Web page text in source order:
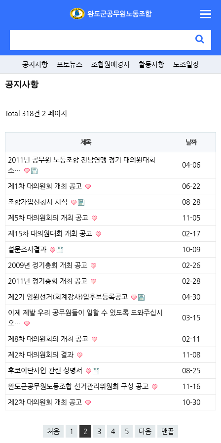
완도군공무원노동조합
공지사항 포토뉴스 조합원애경사 활동사항 노조일정
공지사항
Total 318건 2 페이지
제목 날짜
2011년 공무원 노동조합 전남연맹 정기 대의원대회
소…
04-06
제1차 대의원회 개최 공고
06-22
조합가입신청서 서식
08-28
제5차 대의원회의 개최 공고
11-05
제15차 대의원대회 개최 공고
02-17
설문조사결과
10-09
2009년 정기총회 개최 공고
02-26
2011년 정기총회 개최 공고
02-28
제2기 임원선거(회계감사)입후보등록공고
04-30
이제 제발 우리 공무원들이 일할 수 있도록 도와주십시
오…
03-15
제8차 대의원회의 개최 공고
02-11
제2차 대의원회의 결과
11-08
후코이단사업 관련 성명서
08-25
완도군공무원노동조합 선거관리위원회 구성 공고
11-16
제2차 대의원회 개최 공고
10-30
처음 1 2 3 4 5 다음 맨끝